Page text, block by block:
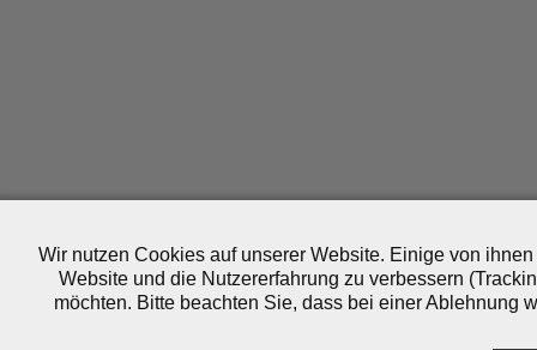
Wir nutzen Cookies auf unserer Website. Einige von
Website und die Nutzererfahrung zu verbessern
möchten. Bitte beachten Sie, dass bei einer Ablehnung